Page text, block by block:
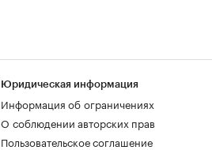
Юридическая информация
Информация об ограничениях
О соблюдении авторских прав
Пользовательское соглашение